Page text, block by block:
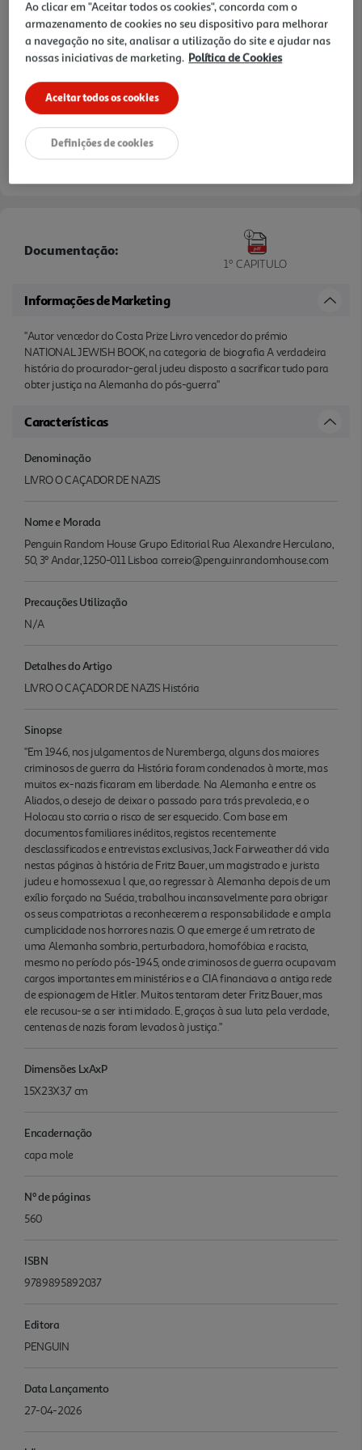
Documentação:
1º CAPITULO
Informações de Marketing
"Autor vencedor do Costa Prize Livro vencedor do prémio
NATIONAL JEWISH BOOK, na categoria de biografia A verdadeira
história do procurador-geral judeu disposto a sacrificar tudo para
obter justiça na Alemanha do pós-guerra"
Características
Denominação
LIVRO O CAÇADOR DE NAZIS
Nome e Morada
Penguin Random House Grupo Editorial Rua Alexandre Herculano,
50, 3º Andar, 1250-011 Lisboa correio@penguinrandomhouse.com
Precauções Utilização
N/A
Detalhes do Artigo
LIVRO O CAÇADOR DE NAZIS História
Sinopse
"Em 1946, nos julgamentos de Nuremberga, alguns dos maiores
criminosos de guerra da História foram condenados à morte, mas
muitos ex-nazis ficaram em liberdade. Na Alemanha e entre os
Aliados, o desejo de deixar o passado para trás prevalecia, e o
Holocau sto corria o risco de ser esquecido. Com base em
documentos familiares inéditos, registos recentemente
desclassificados e entrevistas exclusivas, Jack Fairweather dá vida
nestas páginas à história de Fritz Bauer, um magistrado e jurista
judeu e homossexua l que, ao regressar à Alemanha depois de um
exílio forçado na Suécia, trabalhou incansavelmente para obrigar
os seus compatriotas a reconhecerem a responsabilidade e ampla
cumplicidade nos horrores nazis. O que emerge é um retrato de
uma Alemanha sombria, perturbadora, homofóbica e racista,
mesmo no período pós-1945, onde criminosos de guerra ocupavam
cargos importantes em ministérios e a CIA financiava a antiga rede
de espionagem de Hitler. Muitos tentaram deter Fritz Bauer, mas
ele recusou-se a ser inti midado. E, graças à sua luta pela verdade,
centenas de nazis foram levados à justiça."
Dimensões LxAxP
15X23X3,7 cm
Encadernação
capa mole
Nº de páginas
560
ISBN
9789895892037
Editora
PENGUIN
Data Lançamento
27-04-2026
Ao clicar em "Aceitar todos os cookies", concorda com o
armazenamento de cookies no seu dispositivo para melhorar
a navegação no site, analisar a utilização do site e ajudar nas
nossas iniciativas de marketing. Política de Cookies
Aceitar todos os cookies
Definições de cookies